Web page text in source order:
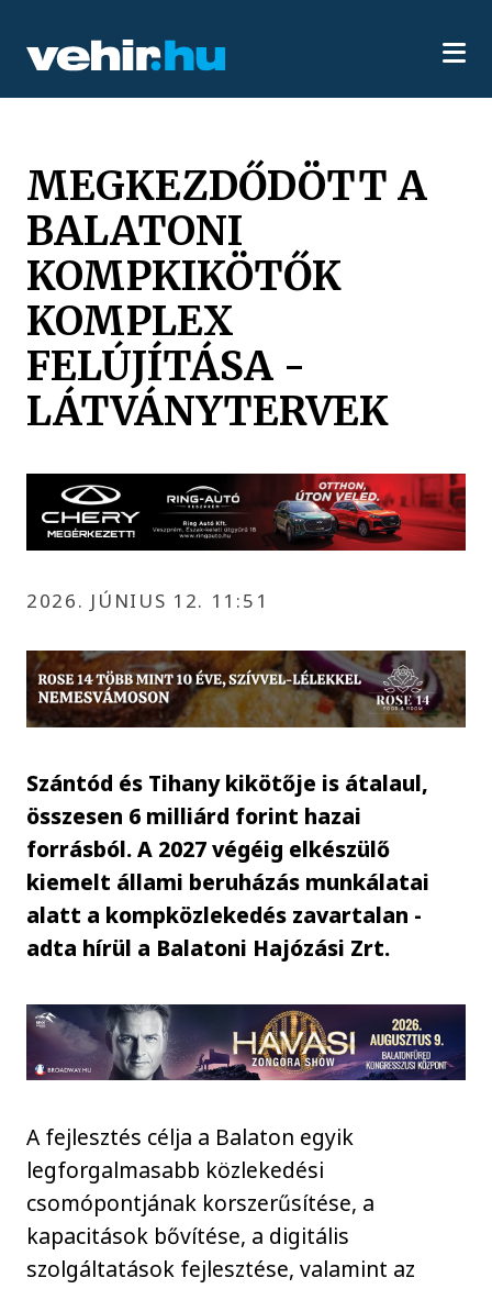
MEGKEZDŐDÖTT A
BALATONI
KOMPKIKÖTŐK
KOMPLEX
FELÚJÍTÁSA -
LÁTVÁNYTERVEK
2026. JÚNIUS 12. 11:51
Szántód és Tihany kikötője is átalaul,
összesen 6 milliárd forint hazai
forrásból. A 2027 végéig elkészülő
kiemelt állami beruházás munkálatai
alatt a kompközlekedés zavartalan -
adta hírül a Balatoni Hajózási Zrt.
A fejlesztés célja a Balaton egyik
legforgalmasabb közlekedési
csomópontjának korszerűsítése, a
kapacitások bővítése, a digitális
szolgáltatások fejlesztése, valamint az